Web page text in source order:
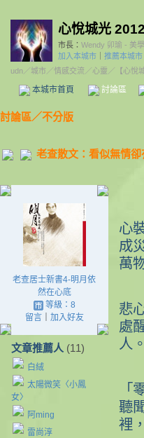
心悅城光 2012
市長： Wendy 卯瑜 - 美
加入本城市
推薦本城市
udn／城市 ／情感交流 ／心靈 ／ 【心悅
本城市首頁 討論區
討論區／不分版
老查散文：看似無情
老查居士新書4-明月依
然在心底
等級：8
留言｜ 加入好友
文章推薦人 (11)
白絨
太陽微笑〈小鳳
女〉
阿ming
雷尚淳
心
成
萬
悲
處
人
「
聽
裡